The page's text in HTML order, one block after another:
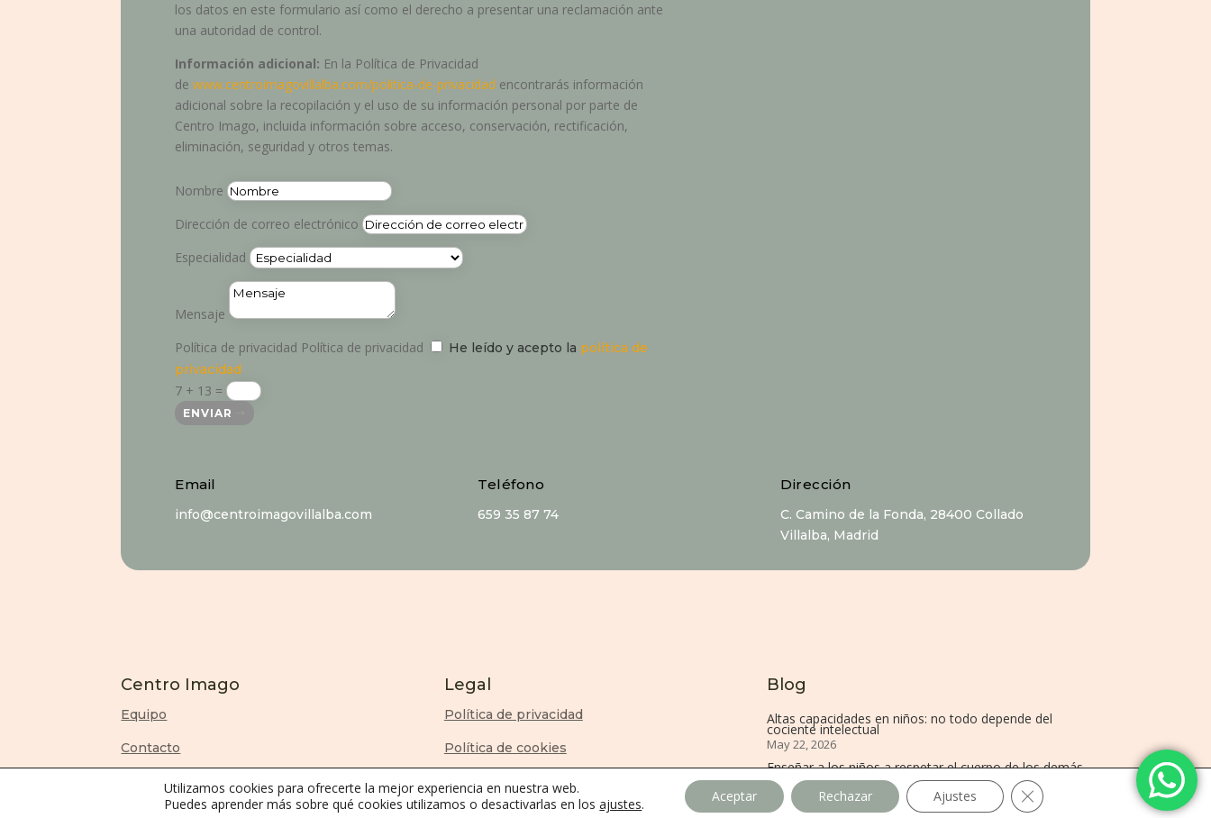
los datos en este formulario así como el derecho a presentar una reclamación ante
una autoridad de control.
Información adicional: En la Política de Privacidad
de www.centroimagovillalba.com/politica-de-privacidad encontrarás información
adicional sobre la recopilación y el uso de su información personal por parte de
Centro Imago, incluida información sobre acceso, conservación, rectificación,
eliminación, seguridad y otros temas.
Nombre
Dirección de correo electrónico
Especialidad
Mensaje
Política de privacidad Política de privacidad He leído y acepto la política de
privacidad
7 + 13 =
ENVIAR
Email
info@centroimagovillalba.com
Teléfono
659 35 87 74
Dirección
C. Camino de la Fonda, 28400 Collado
Villalba, Madrid
Centro Imago
Equipo
Contacto
Legal
Política de privacidad
Política de cookies
Aviso Legal
Blog
Altas capacidades en niños: no todo depende del
cociente intelectual
May 22, 2026
Enseñar a los niños a respetar el cuerpo de los demás
Dic 29, 2025
Utilizamos cookies para ofrecerte la mejor experiencia en nuestra web.
Puedes aprender más sobre qué cookies utilizamos o desactivarlas en losajustes. Aceptar Rechazar Ajustes Cerrar el banner de cookies